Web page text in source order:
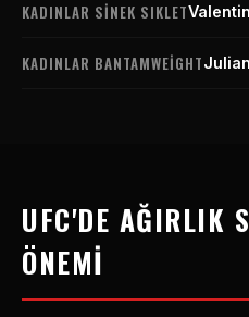
KADINLAR SINEK SIKLET
KADINLAR BANTAMWEIGHT
UFC'DE AĞIRLIK
ÖNEMI